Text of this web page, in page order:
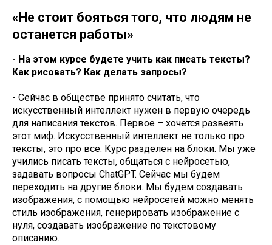
«Не стоит бояться того, что людям не
останется работы»
- На этом курсе будете учить как писать тексты?
Как рисовать? Как делать запросы?
- Сейчас в обществе принято считать, что
искусственный интеллект нужен в первую очередь
для написания текстов. Первое – хочется развеять
этот миф. Искусственный интеллект не только про
тексты, это про все. Курс разделен на блоки. Мы уже
учились писать тексты, общаться с нейросетью,
задавать вопросы ChatGPT. Сейчас мы будем
переходить на другие блоки. Мы будем создавать
изображения, с помощью нейросетей можно менять
стиль изображения, генерировать изображение с
нуля, создавать изображение по текстовому
описанию.